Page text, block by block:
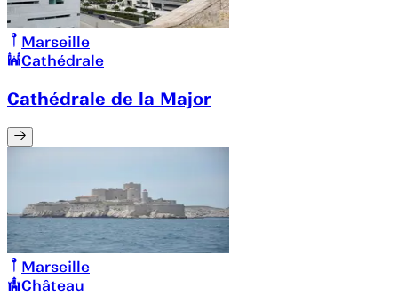
Marseille
Cathédrale
Cathédrale de la Major
Marseille
Château